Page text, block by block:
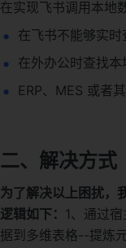
在实现飞书调用本地
在飞书不能够实
在外办公时查找
ERP、MES 或者
二、解决方式
为了解决以上困扰，
逻辑如下： 1、通过
据到多维表格--提炼